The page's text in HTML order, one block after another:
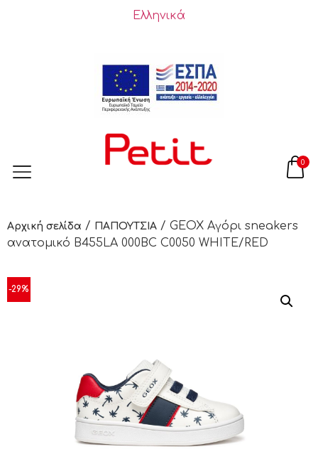
Ελληνικά
0
Αρχική σελίδα / ΠΑΠΟΥΤΣΙΑ / GEOX Αγόρι sneakers
ανατομικό B455LA 000BC C0050 WHITE/RED
-29%